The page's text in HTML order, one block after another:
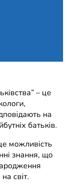
– це
на
батьків.
можливість
знання, що
світ.